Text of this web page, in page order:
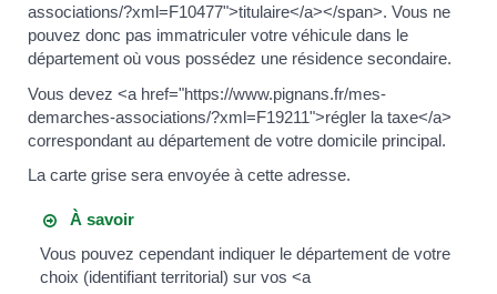
associations/?xml=F10477">titulaire</a></span>. Vous ne
pouvez donc pas immatriculer votre véhicule dans le
département où vous possédez une résidence secondaire.
Vous devez <a href="https://www.pignans.fr/mes-
demarches-associations/?xml=F19211">régler la taxe</a>
correspondant au département de votre domicile principal.
La carte grise sera envoyée à cette adresse.
À savoir
Vous pouvez cependant indiquer le département de votre
choix (identifiant territorial) sur vos <a